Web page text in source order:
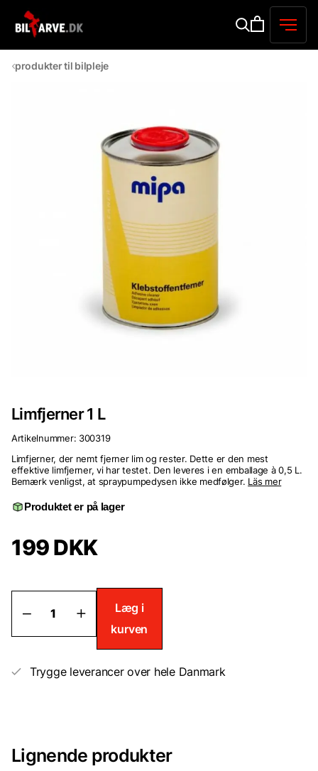
produkter til bilpleje
Limfjerner 1 L
Artikelnummer: 300319
Limfjerner, der nemt fjerner lim og rester. Dette er den mest
effektive limfjerner, vi har testet. Den leveres i en emballage à 0,5 L.
Bemærk venligst, at spraypumpedysen ikke medfølger. Läs mer
Produktet er på lager
199DKK
Limfjerner
L
Læg i
kurven
Trygge leverancer over hele Danmark
Lignende produkter